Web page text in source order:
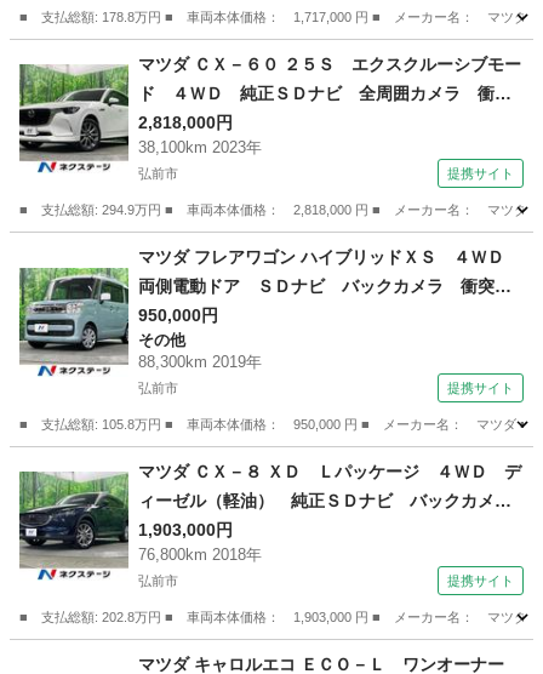
■ 支払総額: 178.8万円 ■ 車両本体価格： 1,717,000 円 ■ メーカー名： マツダ
CX-3
マツダ ＣＸ－６０ ２５Ｓ エクスクルーシブモー
ド ４ＷＤ 純正ＳＤナビ 全周囲カメラ 衝突
被害軽減システム 禁煙車 レザーシート 前席
シートエアコン ドラレコ コーナーセンサー
スマートキー ＬＥＤヘッド ビルトインＥＴＣ
（検10.2）
2,818,000円
38,100km 2023年
弘前市 提携サイト
■ 支払総額: 294.9万円 ■ 車両本体価格： 2,818,000 円 ■ メーカー名： マツ
マツダ
マツダ フレアワゴン ハイブリッドＸＳ ４ＷＤ
両側電動ドア ＳＤナビ バックカメラ 衝突被
害軽減システム コーナーセンサー スマートキ
ー オートハイビーム オートライト オートエ
アコン Ｂｌｕｅｔｏｏｔｈ ＣＤ ＤＶＤ再
950,000円
その他
88,300km 2019年
弘前市 提携サイト
■ 支払総額: 105.8万円 ■ 車両本体価格： 950,000 円 ■ メーカー名： マツダ
その他
マツダ ＣＸ－８ ＸＤ Ｌパッケージ ４ＷＤ デ
ィーゼル（軽油） 純正ＳＤナビ バックカメ
ラ レーダークルーズ 禁煙車 電動リアゲー
ト レザーシート ドラレコ スマートキー Ｌ
ＥＤヘッド ＥＴＣ 純正１９インチアルミ オ
ートハイビーム （検9.7）
1,903,000円
76,800km 2018年
弘前市 提携サイト
■ 支払総額: 202.8万円 ■ 車両本体価格： 1,903,000 円 ■ メーカー名： マツ
マツダ
マツダ キャロルエコ ＥＣＯ－Ｌ ワンオーナー